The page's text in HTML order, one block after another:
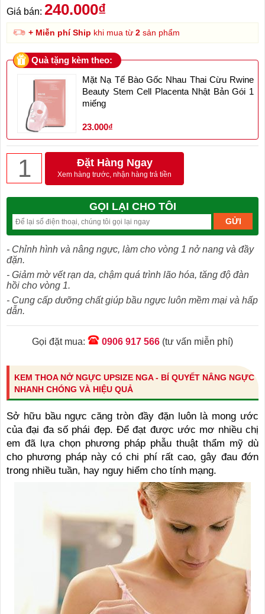
Giá bán: 240.000₫
+ Miễn phí Ship khi mua từ 2 sản phẩm
Quà tặng kèm theo:
Mặt Nạ Tế Bào Gốc Nhau Thai Cừu Rwine
Beauty Stem Cell Placenta Nhật Bản Gói 1
miếng
23.000₫
Đặt Hàng Ngay
Xem hàng trước, nhận hàng trả tiền
GỌI LẠI CHO TÔI
- Chỉnh hình và nâng ngực, làm cho vòng 1 nở nang và đầy
đặn.
- Giảm mờ vết rạn da, chậm quá trình lão hóa, tăng độ đàn
hồi cho vòng 1.
- Cung cấp dưỡng chất giúp bầu ngực luôn mềm mại và hấp
dẫn.
Gọi đặt mua: 0906 917 566 (tư vấn miễn phí)
KEM THOA NỞ NGỰC UPSIZE NGA - BÍ QUYẾT NÂNG NGỰC
NHANH CHÓNG VÀ HIỆU QUẢ
Sở hữu bầu ngực căng tròn đầy đặn luôn là mong ước
của đại đa số phái đẹp. Để đạt được ước mơ nhiều chị
em đã lựa chọn phương pháp phẫu thuật thẩm mỹ dù
cho phương pháp này có chi phí rất cao, gây đau đớn
trong nhiều tuần, hay nguy hiểm cho tính mạng.